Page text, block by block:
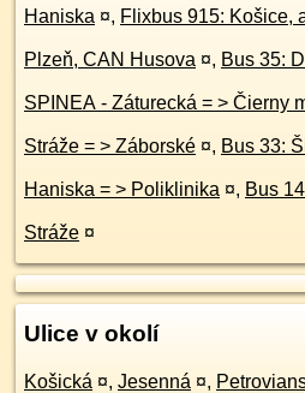
Haniska ¤, Flixbus 915: Košice,
Plzeň, CAN Husova ¤,
SPINEA - Záturecká = >
Stráže = > Záborské ¤,
Haniska = > Poliklinika ¤, Bus 14:
Stráže ¤
Ulice v okolí
Košická ¤, Jesenná ¤,